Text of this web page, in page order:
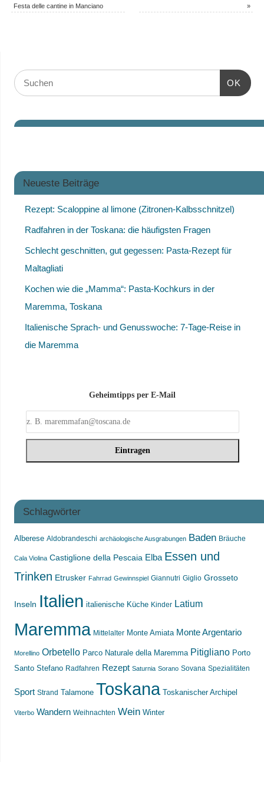
Festa delle cantine in Manciano
»
OK
Neueste Beiträge
Rezept: Scaloppine al limone (Zitronen-Kalbsschnitzel)
Radfahren in der Toskana: die häufigsten Fragen
Schlecht geschnitten, gut gegessen: Pasta-Rezept für
Maltagliati
Kochen wie die „Mamma“: Pasta-Kochkurs in der
Maremma, Toskana
Italienische Sprach- und Genusswoche: 7-Tage-Reise in
die Maremma
Geheimtipps per E-Mail
Schlagwörter
Alberese Aldobrandeschi archäologische Ausgrabungen Baden Bräuche
Cala Violina Castiglione della Pescaia Elba Essen und
Trinken Etrusker Fahrrad Gewinnspiel Giannutri Giglio Grosseto
Inseln Italien italienische Küche Kinder Latium
Maremma Mittelalter Monte Amiata Monte Argentario
Morellino Orbetello Parco Naturale della Maremma Pitigliano Porto
Santo Stefano Radfahren Rezept Saturnia Sorano Sovana Spezialitäten
Sport Strand Talamone Toskana Toskanischer Archipel
Viterbo Wandern Weihnachten Wein Winter